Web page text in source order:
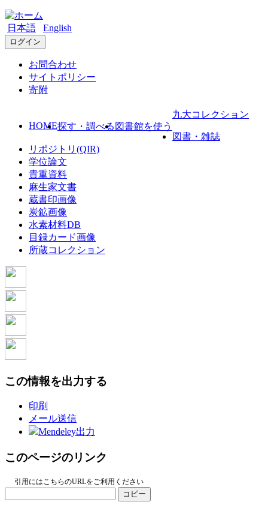
日本語 English
ログイン
お問合わせ
サイトポリシー
寄附
HOME探す・調べる 図書館を使う
九大コレクション
図書・雑誌
リポジトリ(QIR)
学位論文
貴重資料
麻生家文書
蔵書印画像
炭鉱画像
水素材料DB
目録カード画像
所蔵コレクション
この情報を出力する
印刷
メール送信
Mendeley出力
このページのリンク
引用にはこちらのURLをご利用ください
コピー